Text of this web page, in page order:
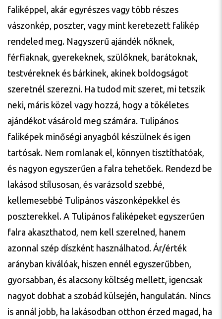
faliképpel, akár egyrészes vagy több részes
vászonkép, poszter, vagy mint keretezett falikép
rendeled meg. Nagyszerű ajándék nőknek,
férfiaknak, gyerekeknek, szülőknek, barátoknak,
testvéreknek és bárkinek, akinek boldogságot
szeretnél szerezni. Ha tudod mit szeret, mi tetszik
neki, máris közel vagy hozzá, hogy a tökéletes
ajándékot vásárold meg számára. Tulipános
faliképek minőségi anyagból készülnek és igen
tartósak. Nem romlanak el, könnyen tisztíthatóak,
és nagyon egyszerűen a falra tehetőek. Rendezd be
lakásod stílusosan, és varázsold szebbé,
kellemesebbé Tulipános vászonképekkel és
poszterekkel. A Tulipános faliképeket egyszerűen
falra akaszthatod, nem kell szerelned, hanem
azonnal szép díszként használhatod. Ár/érték
arányban kiválóak, hiszen ennél egyszerűbben,
gyorsabban, és alacsony költség mellett, igencsak
nagyot dobhat a szobád külsején, hangulatán. Nincs
is annál jobb, ha lakásodban otthon érzed magad, ha